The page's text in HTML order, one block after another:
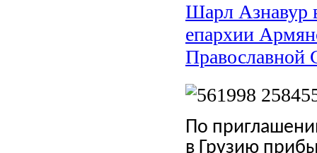
Шарл Азнавур
епархии
Православной
По
в Грузию